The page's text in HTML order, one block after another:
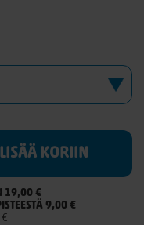
LISÄÄ KORIIN
19,00 €
9,00 €